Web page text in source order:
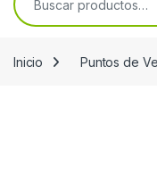
Inicio Puntos de